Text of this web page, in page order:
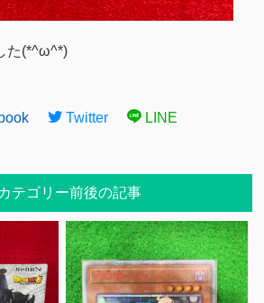
た(*^ω^*)
Twitter LINE
テゴリー前後の記事